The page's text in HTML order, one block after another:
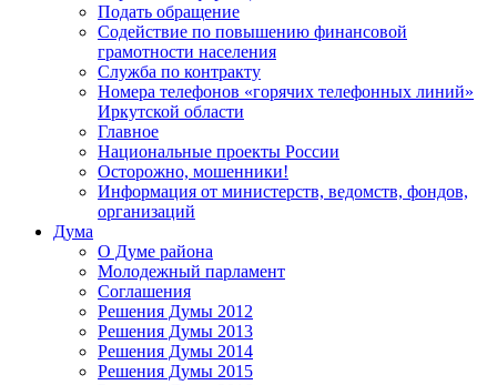
Подать обращение
Содействие по повышению финансовой
грамотности населения
Служба по контракту
Номера телефонов «горячих телефонных линий»
Иркутской области
Главное
Национальные проекты России
Осторожно, мошенники!
Информация от министерств, ведомств, фондов,
организаций
Дума
О Думе района
Молодежный парламент
Соглашения
Решения Думы 2012
Решения Думы 2013
Решения Думы 2014
Решения Думы 2015